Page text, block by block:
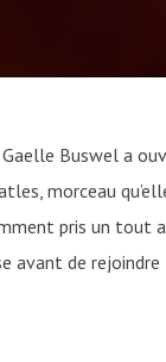
Buswel a
morceau
pris un tout
avant de rejoindre